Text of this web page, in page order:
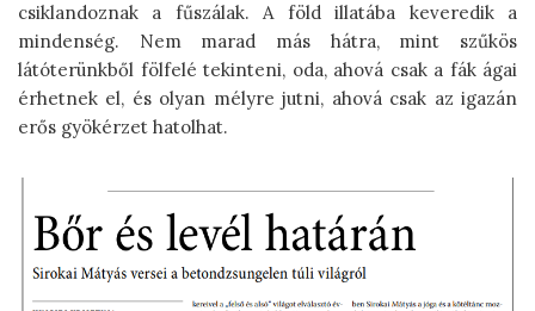
csiklandoznak a fűszálak. A föld illatába keveredik a
mindenség. Nem marad más hátra, mint szűkös
látóterünkből fölfelé tekinteni, oda, ahová csak a fák ágai
érhetnek el, és olyan mélyre jutni, ahová csak az igazán
erős gyökérzet hatolhat.